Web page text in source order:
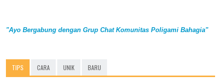
"Ayo Bergabung dengan Grup Chat Komunitas Poligami Bahagia"
TIPS CARA UNIK BARU